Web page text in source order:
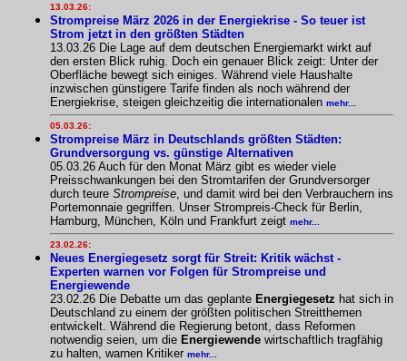
13.03.26:
Strompreise März 2026 in der Energiekrise - So teuer ist
Strom jetzt in den größten Städten
13.03.26 Die Lage auf dem deutschen Energiemarkt wirkt auf
den ersten Blick ruhig. Doch ein genauer Blick zeigt: Unter der
Oberfläche bewegt sich einiges. Während viele Haushalte
inzwischen günstigere Tarife finden als noch während der
Energiekrise, steigen gleichzeitig die internationalen mehr...
05.03.26:
Strompreise März in Deutschlands größten Städten:
Grundversorgung vs. günstige Alternativen
05.03.26 Auch für den Monat März gibt es wieder viele
Preisschwankungen bei den Stromtarifen der Grundversorger
durch teure Strompreise , und damit wird bei den Verbrauchern ins
Portemonnaie gegriffen. Unser Strompreis-Check für Berlin,
Hamburg, München, Köln und Frankfurt zeigt mehr...
23.02.26:
Neues Energiegesetz sorgt für Streit: Kritik wächst -
Experten warnen vor Folgen für Strompreise und
Energiewende
23.02.26 Die Debatte um das geplante Energiegesetz hat sich in
Deutschland zu einem der größten politischen Streitthemen
entwickelt. Während die Regierung betont, dass Reformen
notwendig seien, um die Energiewende wirtschaftlich tragfähig
zu halten, warnen Kritiker mehr...